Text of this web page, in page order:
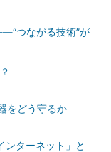
つながる技術”が
をどう守るか
ンターネット」と